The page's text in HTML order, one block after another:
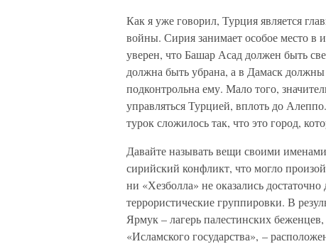
Как я уже говорил, Турция является
войны. Сирия занимает особое место в
уверен, что Башар Асад должен быть
должна быть убрана, а в Дамаск
подконтрольна ему. Мало того,
управляться Турцией, вплоть до
турок сложилось так, что это город,
Давайте называть вещи своими
сирийский конфликт, что могло
ни «Хезболла» не оказались
террористические группировки. В
Ярмук – лагерь палестинских
«Исламского государства», –